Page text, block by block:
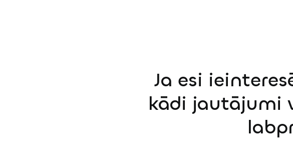
Ja esi
kādi jautājumi